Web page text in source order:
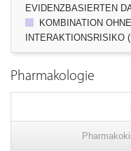
EVIDENZBASIERTEN
KOMBINATION
INTERAKTIONSRISIKO
Pharmakologie